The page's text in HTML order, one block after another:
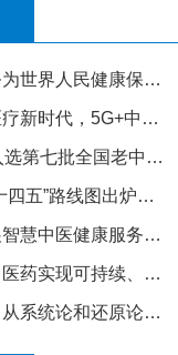
航——西安中医脑病医院为外籍患者服务纪实
医诊疗大有可为！|谷医堂科技中医
专家学术经验继承工作指导老师（附名单）
！火线解读，对基层医生有哪些利好？
医健康服务进社区活动
可持续、高质量的发展
和还原论谈智能中医的发展